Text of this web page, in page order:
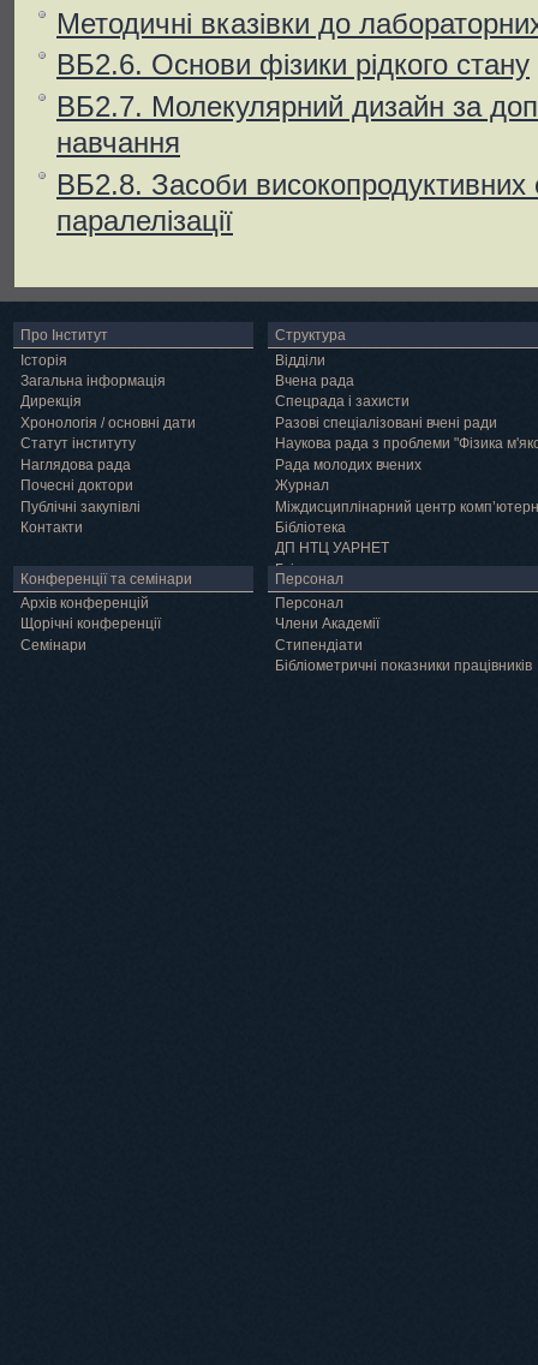
Методичні вказівки до
ВБ2.6. Основи фізики рідкого стану
ВБ2.7. Молекулярний дизайн за
навчання
ВБ2.8. Засоби
паралелізації
Про Інститут
Історія
Загальна інформація
Дирекція
Хронологія / основні дати
Статут інституту
Наглядова рада
Почесні доктори
Публічні закупівлі
Контакти
Структура
Відділи
Вчена рада
Спецрада і захисти
Разові спеціалізовані вчені ради
Наукова рада з проблеми "Фізика
Рада молодих вчених
Журнал
Міждисциплінарний центр
Бібліотека
ДП НТЦ УАРНЕТ
Грід
Конференції та семінари
Архів конференцій
Щорічні конференції
Семінари
Персонал
Персонал
Члени Академії
Cтипендіати
Бібліометричні показники працівників